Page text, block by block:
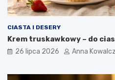
CIASTA I DESERY
Krem truskawkowy – do
26 lipca 2026 Anna